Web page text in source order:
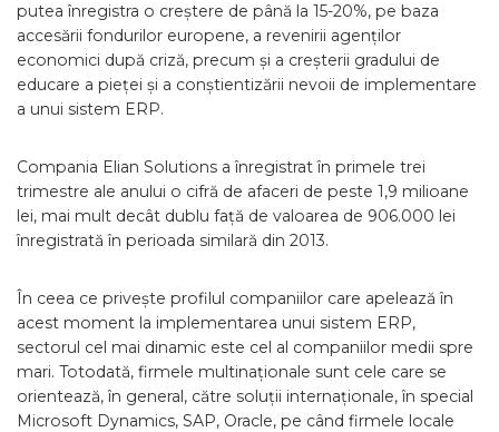
putea înregistra o creștere de până la 15-20%, pe baza
accesării fondurilor europene, a revenirii agenților
economici după criză, precum și a creșterii gradului de
educare a pieței și a conștientizării nevoii de implementare
a unui sistem ERP.
Compania Elian Solutions a înregistrat în primele trei
trimestre ale anului o cifră de afaceri de peste 1,9 milioane
lei, mai mult decât dublu față de valoarea de 906.000 lei
înregistrată în perioada similară din 2013.
În ceea ce privește profilul companiilor care apelează în
acest moment la implementarea unui sistem ERP,
sectorul cel mai dinamic este cel al companiilor medii spre
mari. Totodată, firmele multinaționale sunt cele care se
orientează, în general, către soluții internaționale, în special
Microsoft Dynamics, SAP, Oracle, pe când firmele locale